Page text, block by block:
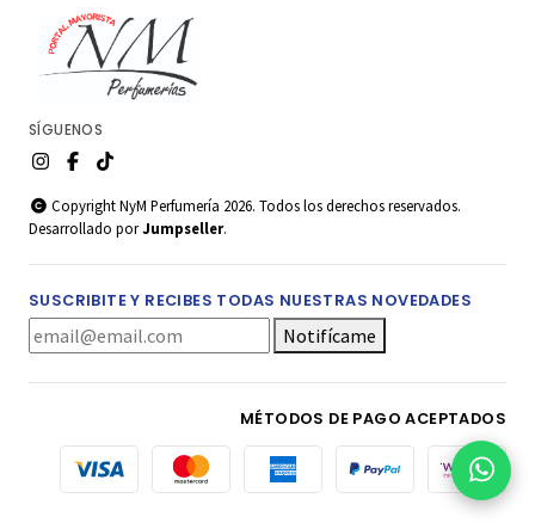
SÍGUENOS
Copyright NyM Perfumería 2026. Todos los derechos reservados.
Desarrollado porJumpseller.
SUSCRIBITE Y RECIBES TODAS NUESTRAS NOVEDADES
Notifícame
MÉTODOS DE PAGO ACEPTADOS